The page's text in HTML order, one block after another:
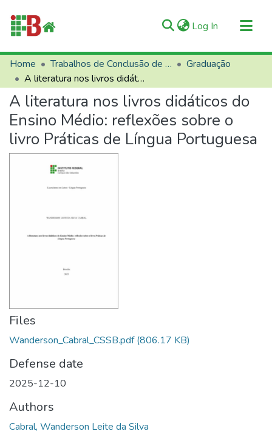
Log In (current)
Communities & Collections
All of RIIFB
Manuals and Terms
Statistics
About RIIFB
Home Trabalhos de Conclusão de Curso (TCCs)
Graduação
A literatura nos livros didáticos do Ensino Médio: reflexões sobre o livro Práticas de Língua Portuguesa
A literatura nos livros didáticos do
Ensino Médio: reflexões sobre o
livro Práticas de Língua Portuguesa
Files
Wanderson_Cabral_CSSB.pdf(806.17 KB)
Defense date
2025-12-10
Authors
Cabral, Wanderson Leite da Silva